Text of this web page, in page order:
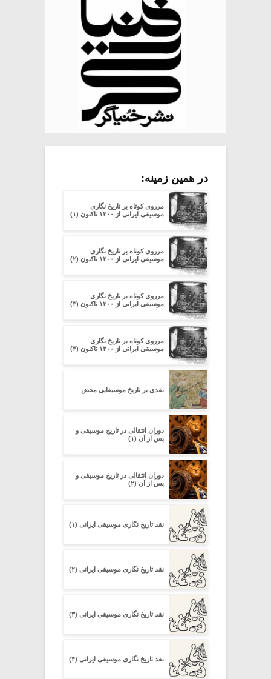
در همین زمینه:
مرروی کوتاه بر تاریخ نگاری
موسیقی ایرانی از ۱۳۰۰ تاکنون (۱)
مرروی کوتاه بر تاریخ نگاری
موسیقی ایرانی از ۱۳۰۰ تاکنون (۲)
مرروی کوتاه بر تاریخ نگاری
موسیقی ایرانی از ۱۳۰۰ تاکنون (۳)
مرروی کوتاه بر تاریخ نگاری
موسیقی ایرانی از ۱۳۰۰ تاکنون (۴)
نقدی بر تاریخ موسیقایی محض
دوران انتقالی در تاریخ موسیقی و
پس از آن (۱)
دوران انتقالی در تاریخ موسیقی و
پس از آن (۲)
نقد تاریخ نگاری موسیقی ایرانی (۱)
نقد تاریخ نگاری موسیقی ایرانی (۲)
نقد تاریخ نگاری موسیقی ایرانی (۳)
نقد تاریخ نگاری موسیقی ایرانی (۴)